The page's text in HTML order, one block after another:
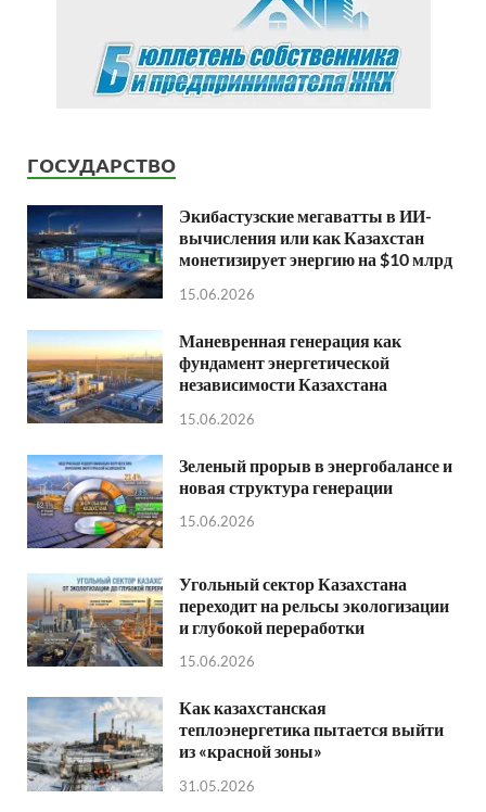
ГОСУДАРСТВО
Экибастузские мегаватты в ИИ-
вычисления или как Казахстан
монетизирует энергию на $10 млрд
15.06.2026
Маневренная генерация как
фундамент энергетической
независимости Казахстана
15.06.2026
Зеленый прорыв в энергобалансе и
новая структура генерации
15.06.2026
Угольный сектор Казахстана
переходит на рельсы экологизации
и глубокой переработки
15.06.2026
Как казахстанская
теплоэнергетика пытается выйти
из «красной зоны»
31.05.2026